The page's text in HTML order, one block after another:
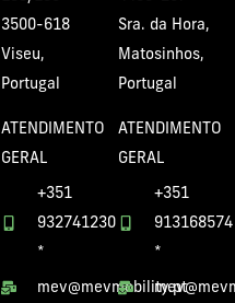
3500-618
Viseu,
Portugal
ATENDIMENTO
GERAL
+351
932741230
*
mev@mevmobility.pt
Sra. da Hora,
Matosinhos,
Portugal
ATENDIMENTO
GERAL
+351
913168574
*